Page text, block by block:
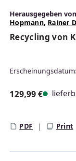
Herausgegeben
Hopmann, Rainer
Recycling von
129,99 €
PDF Print